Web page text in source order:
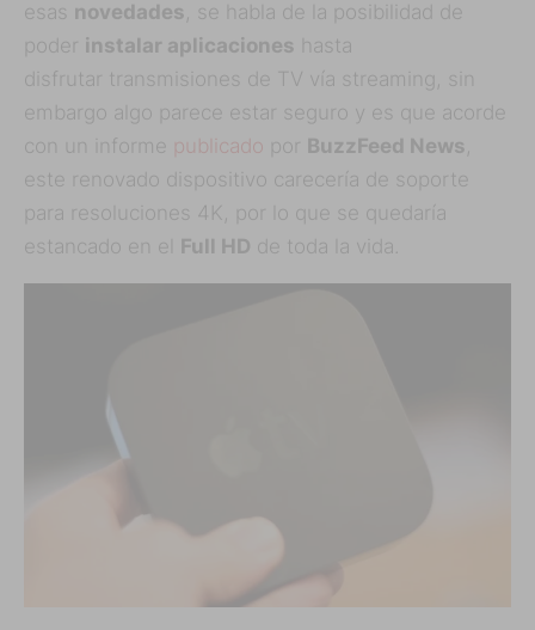
esas novedades , se habla de la posibilidad de
poder instalar aplicaciones hasta
disfrutar transmisiones de TV vía streaming, sin
embargo algo parece estar seguro y es que acorde
con un informe publicado por BuzzFeed News
este renovado dispositivo carecería de soporte
para resoluciones 4K, por lo que se quedaría
estancado en el Full HD de toda la vida.